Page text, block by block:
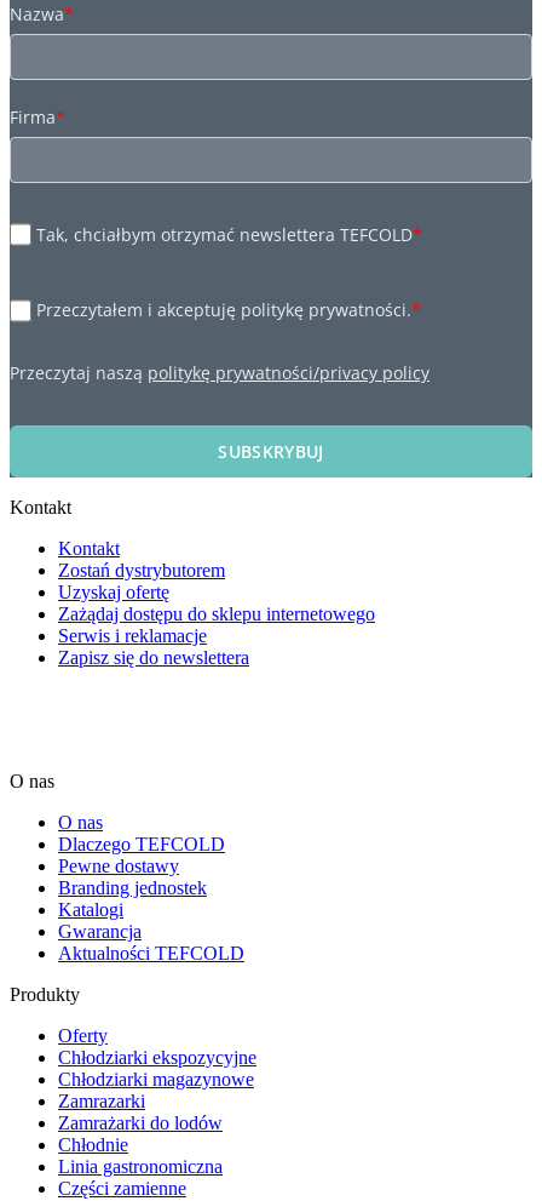
Nazwa*
Firma*
Tak, chciałbym otrzymać newslettera TEFCOLD*
Przeczytałem i akceptuję politykę prywatności.*
Przeczytaj naszą politykę prywatności/privacy policy
SUBSKRYBUJ
Kontakt
Kontakt
Zostań dystrybutorem
Uzyskaj ofertę
Zażądaj dostępu do sklepu internetowego
Serwis i reklamacje
Zapisz się do newslettera
O nas
O nas
Dlaczego TEFCOLD
Pewne dostawy
Branding jednostek
Katalogi
Gwarancja
Aktualności TEFCOLD
Produkty
Oferty
Chłodziarki ekspozycyjne
Chłodziarki magazynowe
Zamrazarki
Zamrażarki do lodów
Chłodnie
Linia gastronomiczna
Części zamienne